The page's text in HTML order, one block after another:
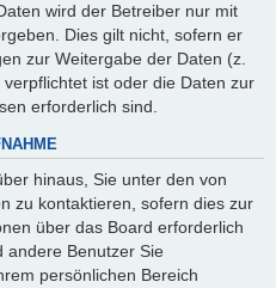
wird der Betreiber nur mit
Dies gilt nicht, sofern er
zur Weitergabe der Daten (z.
ist oder die Daten zur
erforderlich sind.
hinaus, Sie unter den von
zu kontaktieren, sofern dies zur
über das Board erforderlich
andere Benutzer Sie
persönlichen Bereich